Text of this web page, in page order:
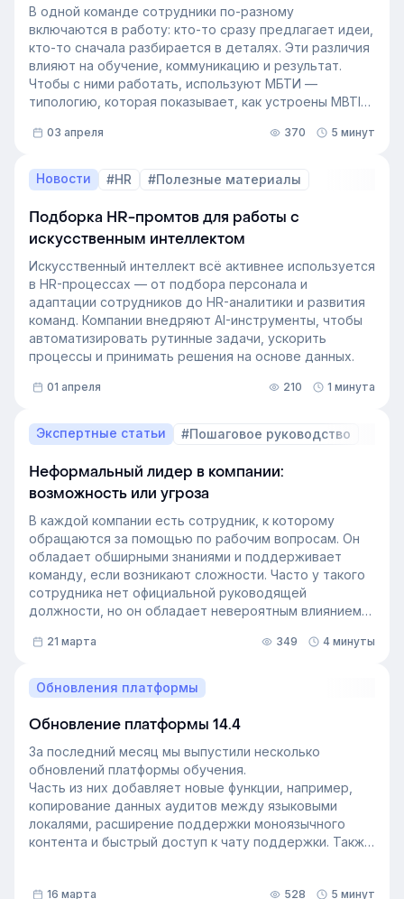
разберёмся, как выстроить процесс формирование
кадрового резерва с помощью современных
инструментов.
В одной команде сотрудники по-разному
включаются в работу: кто-то сразу предлагает идеи,
кто-то сначала разбирается в деталях. Эти различия
влияют на обучение, коммуникацию и результат.
Чтобы с ними работать, используют МБТИ —
типологию, которая показывает, как устроены MBTI
это тестирование применяют в бизнесе и какую
03 апреля 370 5 минут
Новости #HR #Полезные материалы
Подборка HR-промтов для работы с
искусственным интеллектом
Искусственный интеллект всё активнее используется
в HR-процессах — от подбора персонала и
адаптации сотрудников до HR-аналитики и развития
команд. Компании внедряют AI-инструменты, чтобы
автоматизировать рутинные задачи, ускорить
процессы и принимать решения на основе данных.
01 апреля 210 1 минута
Экспертные статьи #Пошаговое руководство
Неформальный лидер в компании:
возможность или угроза
В каждой компании есть сотрудник, к которому
обращаются за помощью по рабочим вопросам. Он
обладает обширными знаниями и поддерживает
команду, если возникают сложности. Часто у такого
сотрудника нет официальной руководящей
должности, но он обладает невероятным влиянием
неформальный лидер группы. У него есть авторитет
процессы в компании и умеет выстраивать
искренние отношения с людьми. Выявление
неформальных лидеров и применение их навыков
может стать стратегией управления персоналом,
которая повысит производительность и создаст
более позитивную корпоративную культуру. Как это
сделать — рассказали в статье.
21 марта 349 4 минуты
Обновления платформы
Обновление платформы 14.4
За последний месяц мы выпустили несколько
обновлений платформы обучения.
Часть из них добавляет новые функции, например,
копирование данных аудитов между языковыми
локалями, расширение поддержки моноязычного
контента и быстрый доступ к чату поддержки. Также
доступов, добавили фильтрацию данных по точному
16 марта 528 5 минут